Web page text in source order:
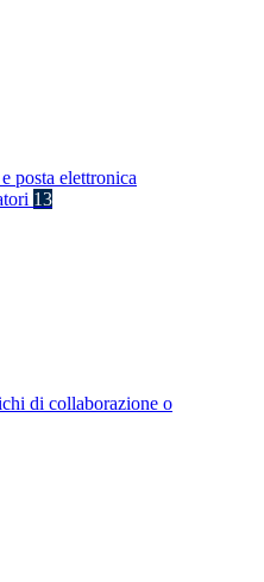
posta elettronica
13
di collaborazione o